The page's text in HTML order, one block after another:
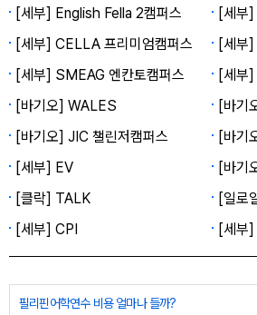
[세부] English Fella 2캠퍼스
[세부]
[세부] CELLA 프리미엄캠퍼스
[세부
[세부] SMEAG 엔칸토캠퍼스
[세부
[바기오] WALES
[바기
[바기오] JIC 챌린저캠퍼스
[바기
[세부] EV
[바기
[클락] TALK
[일로
[세부] CPI
[세부]
필리핀어학연수 비용 얼마나 들까?